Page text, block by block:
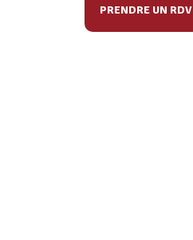
PRENDRE UN RDV